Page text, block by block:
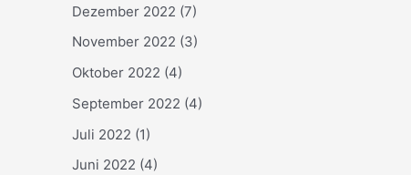
Dezember 2022 (7)
November 2022 (3)
Oktober 2022 (4)
September 2022 (4)
Juli 2022 (1)
Juni 2022 (4)